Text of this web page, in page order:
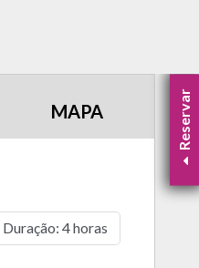
MAPA
Duração: 4 horas
Reservar